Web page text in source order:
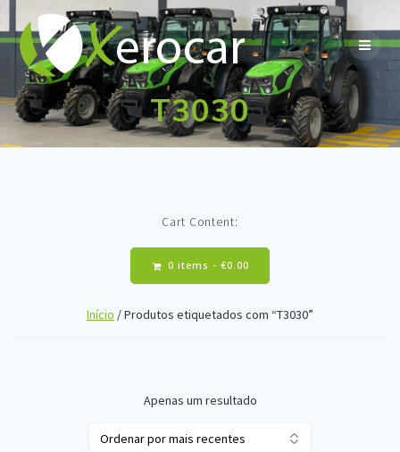
Skip
to
content
T3030
Cart Content:
0 items - €0.00
Início / Produtos etiquetados com “T3030”
Apenas um resultado